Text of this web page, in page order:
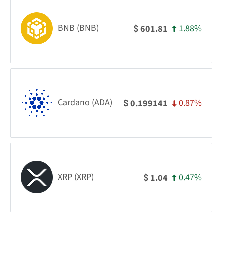
BNB (BNB) $601.81 1.88%
Cardano (ADA) $0.199141 0.87%
XRP (XRP) $ 1.04 0.47%